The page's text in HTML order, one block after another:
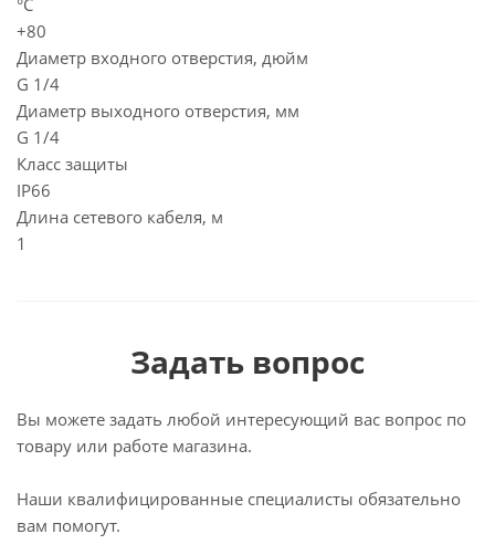
°C
+80
Диаметр входного отверстия, дюйм
G 1/4
Диаметр выходного отверстия, мм
G 1/4
Класс защиты
IP66
Длина сетевого кабеля, м
1
Задать вопрос
Вы можете задать любой интересующий вас вопрос по
товару или работе магазина.
Наши квалифицированные специалисты обязательно
вам помогут.